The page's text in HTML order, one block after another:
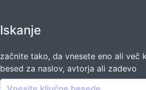
Iskanje
začnite tako, da vnesete eno ali več
besed za naslov, avtorja ali zadevo